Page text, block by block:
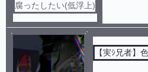
腐ったしたい(低浮上)
【実ｼ兄者】